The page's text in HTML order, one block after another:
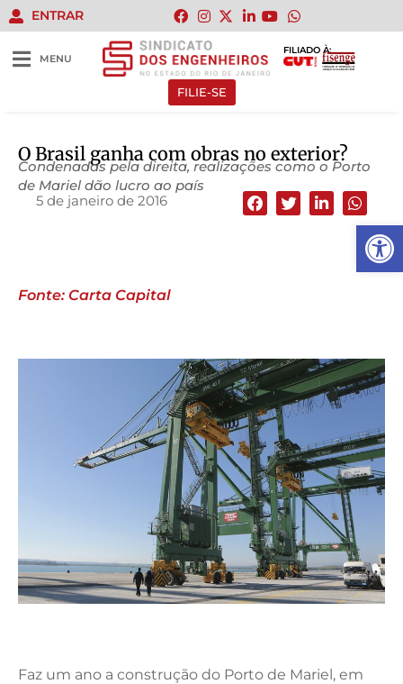
Abrir
ENTRAR
MENU
FILIADO À:
FILIE-SE
O Brasil ganha com obras no exterior?
Condenadas pela direita, realizações como o Porto
de Mariel dão lucro ao país
5 de janeiro de 2016
Fonte: Carta Capital
Faz um ano a construção do Porto de Mariel, em